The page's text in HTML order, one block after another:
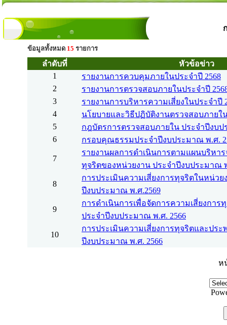
ข้อมูลทั้งหมด 15 รายการ
ลำดับที่
หัวข้อข่าว
1
รายงานการควบคุมภายในประจำปี 2568
2
รายงานการตรวจสอบภายในประจำปี
3
รายงานการบริหารความเสี่ยงในประจำปี
4
นโยบายและวิธีปฏิบัติงานตรวจสอบภายใ
5
กฎบัตรการตรวจสอบภายใน ประจำปีงบป
6
กรอบคุณธรรมประจำปีงบประมาณ พ.ศ.
7
รายงานผลการดำเนินการตามแผนบริหา
ทุจริตของหน่วยงาน ประจำปีงบประมาณ
8
การประเมินความเสี่ยงการทุจริตในหน่ว
ปีงบประมาณ พ.ศ.2569
9
การดำเนินการเพื่อจัดการความเสี่ยงกา
ประจำปีงบประมาณ พ.ศ. 2566
10
การประเมินความเสี่ยงการทุจริตและปร
ปีงบประมาณ พ.ศ. 2566
ห